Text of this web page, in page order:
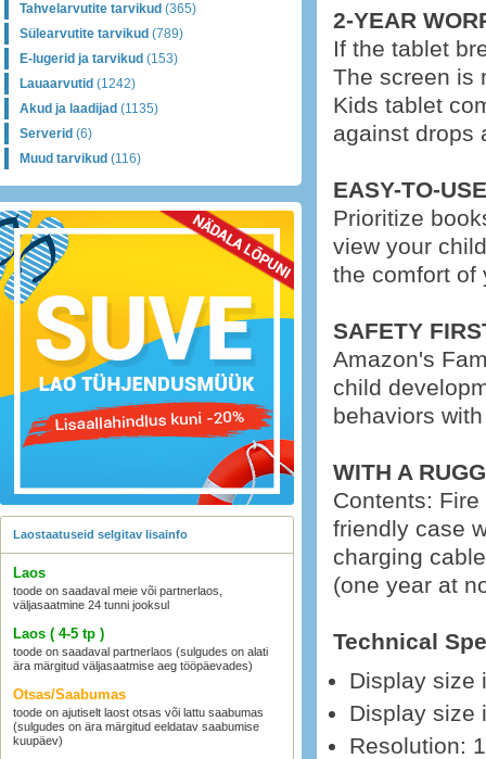
Tahvelarvutite tarvikud (365)
Sülearvutite tarvikud (789)
E-lugerid ja tarvikud (153)
Lauaarvutid (1242)
Akud ja laadijad (1135)
Serverid (6)
Muud tarvikud (116)
Laostaatuseid selgitav lisainfo
Laos
toode on saadaval meie või partnerlaos,
väljasaatmine 24 tunni jooksul
Laos ( 4-5 tp )
toode on saadaval partnerlaos (sulgudes on alati
ära märgitud väljasaatmise aeg tööpäevades)
Otsas/Saabumas
toode on ajutiselt laost otsas või lattu saabumas
(sulgudes on ära märgitud eeldatav saabumise
kuupäev)
2-YEAR
If the tablet
The screen is
Kids tablet
against drops
EASY-TO-
Prioritize
view your
the comfort of
SAFETY
Amazon's
child
behaviors
WITH A
Contents:
friendly case
charging
(one year at
Technical
Display size
Display size
Resolution: